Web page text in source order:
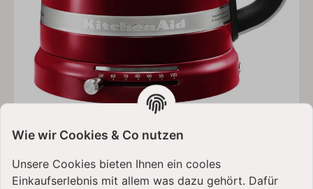
Fassungsvermögen 5KEK1522ECA - LIEBESAPFEL
Wie wir Cookies & Co nutzen
Unsere Cookies bieten Ihnen ein cooles
Einkaufserlebnis mit allem was dazu gehört. Dafür